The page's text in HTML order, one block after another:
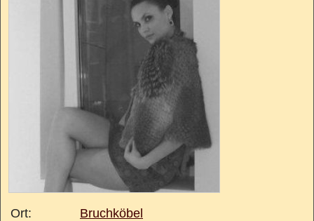
Ort:
Bruchköbel